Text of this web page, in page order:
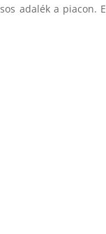
adalék a piacon.